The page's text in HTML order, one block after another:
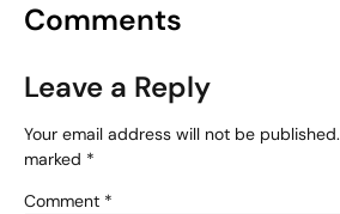
Comments
Leave a Reply
Your email address will not be published.
marked *
Comment *